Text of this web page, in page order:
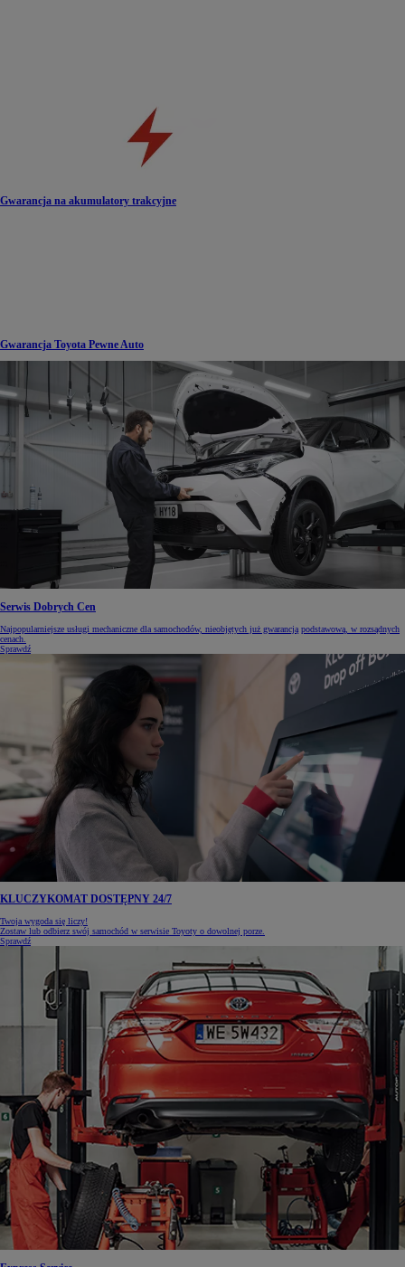
Gwarancja na akumulatory trakcyjne
Gwarancja Toyota Pewne Auto
Serwis Dobrych Cen
Najpopularniejsze usługi mechaniczne dla samochodów, nieobjętych już gwarancją podstawową, w rozsądnych
cenach.
Sprawdź
KLUCZYKOMAT DOSTĘPNY 24/7
Twoja wygoda się liczy!
Zostaw lub odbierz swój samochód w serwisie Toyoty o dowolnej porze.
Sprawdź